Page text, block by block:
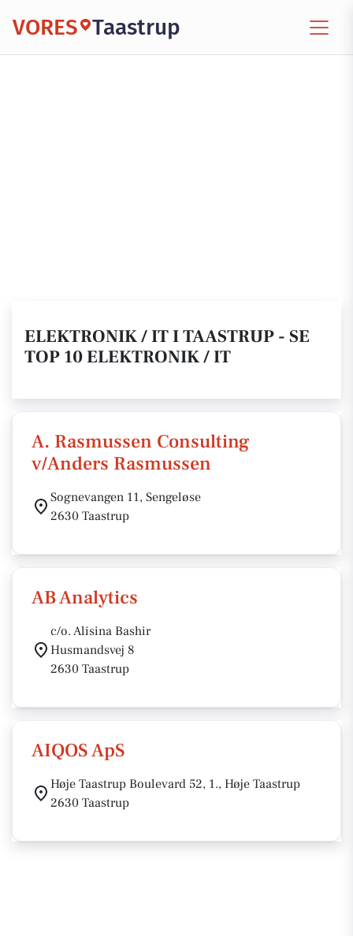
VORES Taastrup
ELEKTRONIK / IT I TAASTRUP - SE
TOP 10 ELEKTRONIK / IT
A. Rasmussen Consulting
v/Anders Rasmussen
Sognevangen 11, Sengeløse
2630 Taastrup
AB Analytics
c/o. Alisina Bashir
Husmandsvej 8
2630 Taastrup
AIQOS ApS
Høje Taastrup Boulevard 52, 1., Høje Taastrup
2630 Taastrup